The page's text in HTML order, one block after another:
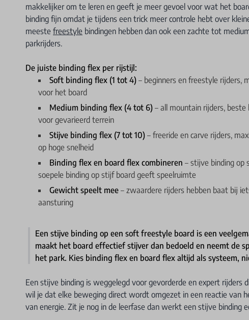
makkelijker om te leren en geeft je meer gevoel voor wat het
binding fijn omdat je tijdens een trick meer controle hebt over
meeste freestyle bindingen hebben dan ook een zachte tot
parkrijders.
De juiste binding flex per rijstijl:
Soft binding flex (1 tot 4) – beginners en freestyle rijders,
voor het board
Medium binding flex (4 tot 6) – all mountain rijders,
voor gevarieerd terrein
Stijve binding flex (7 tot 10) – freeride en carve rijders,
op hoge snelheid
Binding flex en board flex combineren – stijve binding op
soepele binding op stijf board geeft speelruimte
Gewicht speelt mee – zwaardere rijders hebben baat bij
aansturing
Een stijve binding op een soft freestyle board is een
maakt het board effectief stijver dan bedoeld en neemt de
het park. Kies binding flex en board flex altijd als systeem,
Een stijve binding is weggelegd voor gevorderde en expert rijders
wil je dat elke beweging direct wordt omgezet in een reactie van
van energie. Zit je nog in de leerfase dan werkt een stijve binding